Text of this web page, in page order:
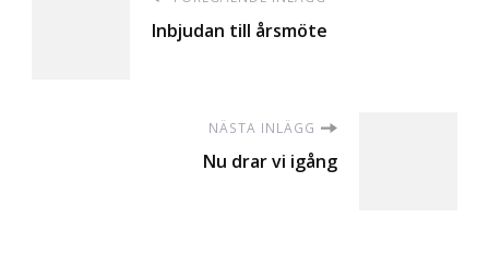
Inbjudan till årsmöte
NÄSTA INLÄGG
Nu drar vi igång